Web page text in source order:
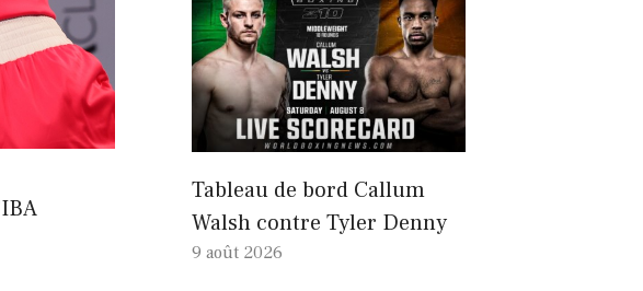
Tableau de bord Callum
Walsh contre Tyler Denny
9 août 2026